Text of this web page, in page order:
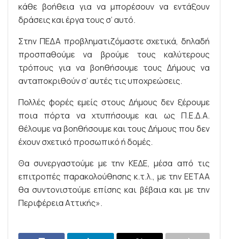
κάθε βοήθεια για να μπορέσουν να εντάξουν
δράσεις και έργα τους σ’ αυτό.
Στην ΠΕΔΑ προβληματιζόμαστε σχετικά, δηλαδή
προσπαθούμε να βρούμε τους καλύτερους
τρόπους για να βοηθήσουμε τους Δήμους να
ανταποκριθούν σ’ αυτές τις υποχρεώσεις.
Πολλές φορές εμείς στους Δήμους δεν ξέρουμε
ποια πόρτα να χτυπήσουμε και ως Π.Ε.Δ.Α.
θέλουμε να βοηθήσουμε και τους Δήμους που δεν
έχουν σχετικό προσωπικό ή δομές.
Θα συνεργαστούμε με την ΚΕΔΕ, μέσα από τις
επιτροπές παρακολούθησης κ.τ.λ., με την ΕΕΤΑΑ
θα συντονιστούμε επίσης και βέβαια και με την
Περιφέρεια Αττικής».